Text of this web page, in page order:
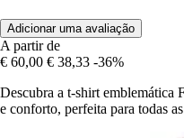
Adicionar uma avaliação
A partir de
€ 60,00 € 38,33 -36%
Descubra a t-shirt emblemática
e conforto, perfeita para todas